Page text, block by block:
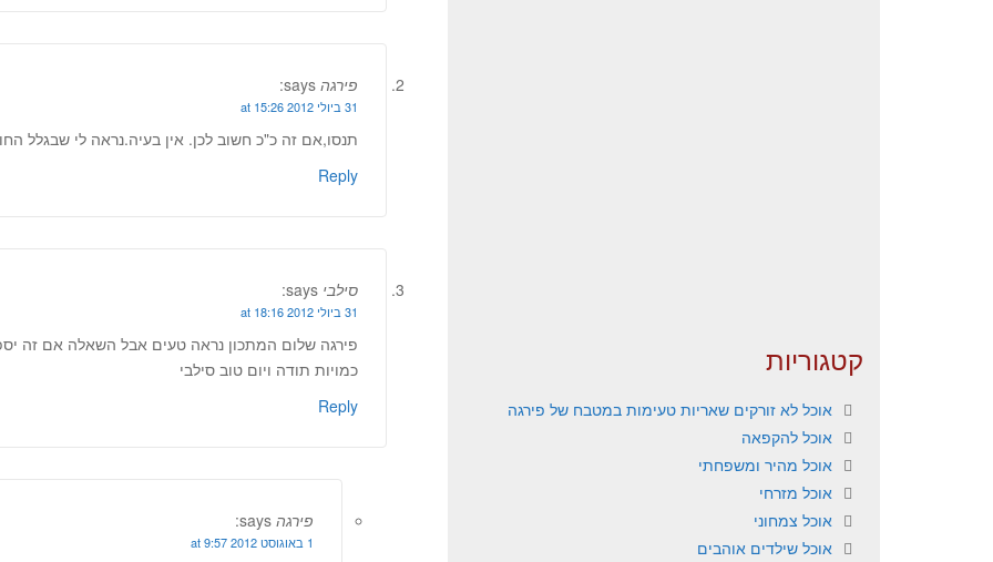
פירגה says:
31 ביולי 2012 at 15:26
תנסו,אם זה כ"כ חשוב לכן. אין בעיה.נראה לי שבגלל
Reply
סילבי says:
31 ביולי 2012 at 18:16
פירגה שלום המתכון נראה טעים אבל השאלה אם זה
כמויות תודה ויום טוב סילבי
Reply
פירגה says:
1 באוגוסט 2012 at 9:57
קטגוריות
אוכל לא זורקים שאריות טעימות במטבח של פירגה
אוכל להקפאה
אוכל מהיר ומשפחתי
אוכל מזרחי
אוכל צמחוני
אוכל שילדים אוהבים